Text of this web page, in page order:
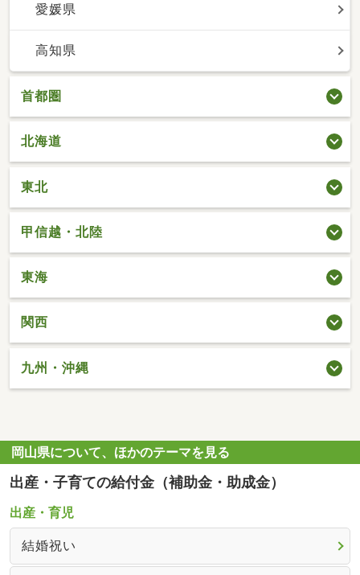
愛媛県
高知県
首都圏
北海道
東北
甲信越・北陸
東海
関西
九州・沖縄
岡山県について、ほかのテーマを見る
出産・子育ての給付金（補助金・助成金）
出産・育児
結婚祝い